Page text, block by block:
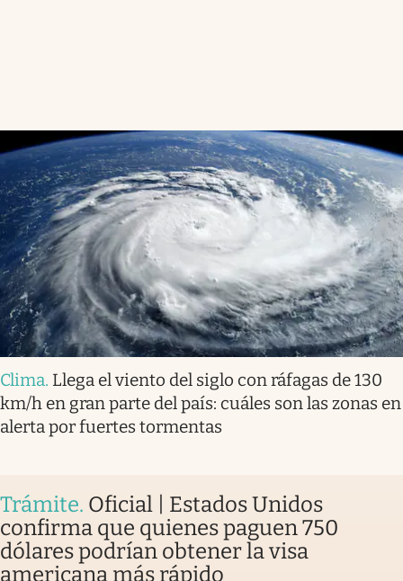
Clima. Llega el viento del siglo con ráfagas de 130
km/h en gran parte del país: cuáles son las zonas en
alerta por fuertes tormentas
Trámite. Oficial | Estados Unidos
confirma que quienes paguen 750
dólares podrían obtener la visa
americana más rápido